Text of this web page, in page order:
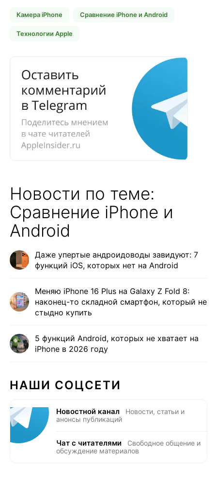
Камера iPhone Сравнение iPhone и Android
Технологии Apple
Новости по теме:
Сравнение iPhone и
Android
Даже упертые андроидоводы завидуют: 7
функций iOS, которых нет на Android
Меняю iPhone 16 Plus на Galaxy Z Fold 8:
наконец-то складной смартфон, который не
стыдно купить
5 функций Android, которых не хватает на
iPhone в 2026 году
НАШИ СОЦСЕТИ
Новостной канал
Новости, статьи и
анонсы публикаций
Чат с читателями
Свободное общение и
обсуждение материалов